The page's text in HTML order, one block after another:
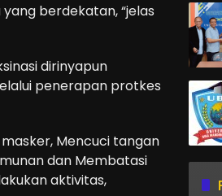
berdekatan, “jelas
dirinyapun
penerapan protkes
Mencuci tangan
dan Membatasi
aktivitas,